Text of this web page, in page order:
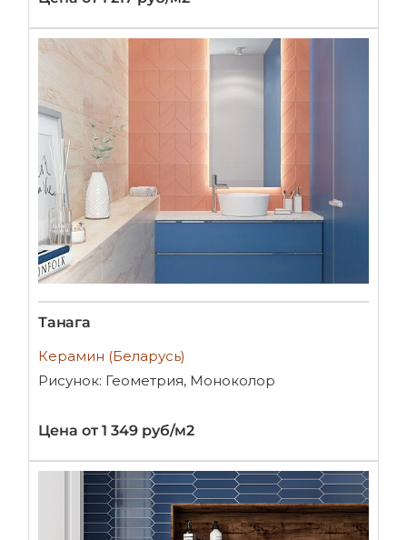
Танага
Керамин (Беларусь)
Рисунок: Геометрия, Моноколор
Цена от 1 349 руб/м2